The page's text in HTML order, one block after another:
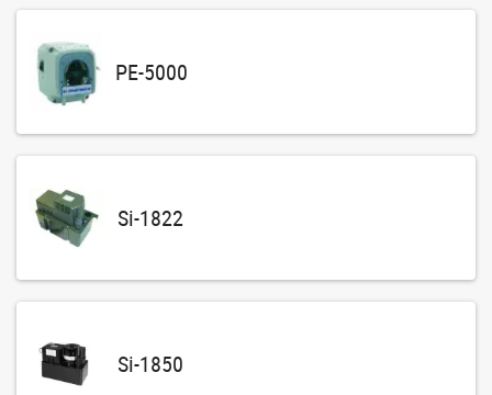
PE-5000
Si-1822
Si-1850